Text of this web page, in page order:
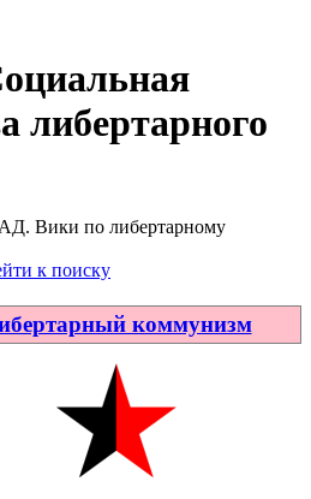
либертарного
Вики по либертарному
к поиску
коммунизм